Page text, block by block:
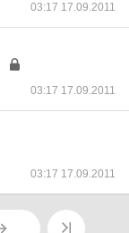
03:17 17.09.2011
03:17 17.09.2011
03:17 17.09.2011